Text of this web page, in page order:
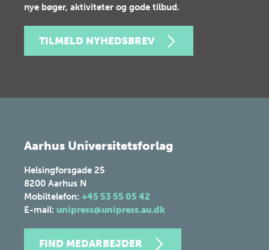
nye bøger, aktiviteter og gode tilbud.
TILMELD NYHEDSBREV
Aarhus Universitetsforlag
Helsingforsgade 25
8200 Aarhus N
Mobiltelefon: +45 53 55 05 42
E-mail: unipress@unipress.au.dk
FIND MEDARBEJDER